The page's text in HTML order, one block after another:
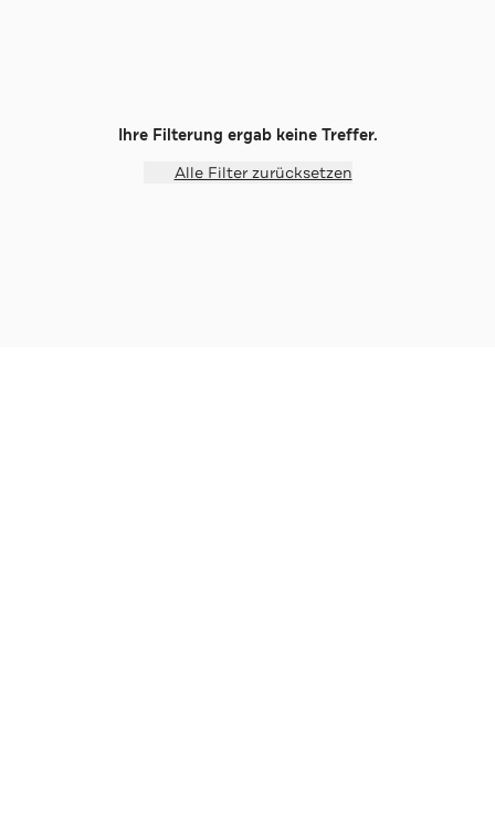
Ihre Filterung ergab keine Treffer.
Alle Filter zurücksetzen